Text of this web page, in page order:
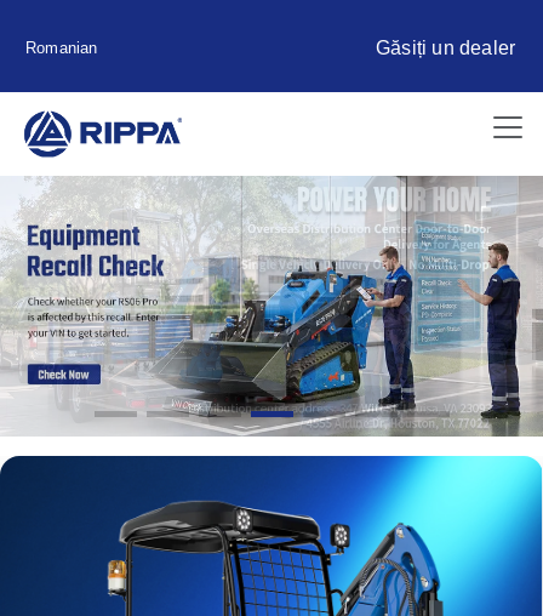
Romanian Găsiți un dealer